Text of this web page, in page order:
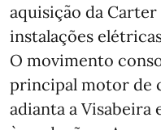
aquisição da
instalações
O movimento
principal motor de
adianta a Visabeira